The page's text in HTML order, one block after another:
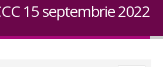
15 septembrie 2022